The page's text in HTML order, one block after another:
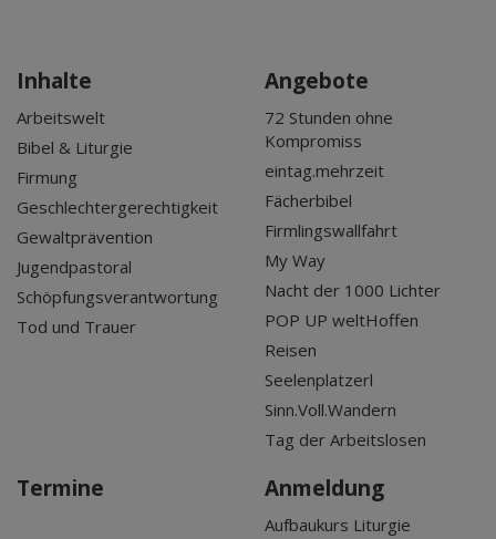
Inhalte
Arbeitswelt
Bibel & Liturgie
Firmung
Geschlechtergerechtigkeit
Gewaltprävention
Jugendpastoral
Schöpfungsverantwortung
Tod und Trauer
Angebote
72 Stunden ohne
Kompromiss
eintag.mehrzeit
Fächerbibel
Firmlingswallfahrt
My Way
Nacht der 1000 Lichter
POP UP weltHoffen
Reisen
Seelenplatzerl
Sinn.Voll.Wandern
Tag der Arbeitslosen
Termine Anmeldung
Aufbaukurs Liturgie